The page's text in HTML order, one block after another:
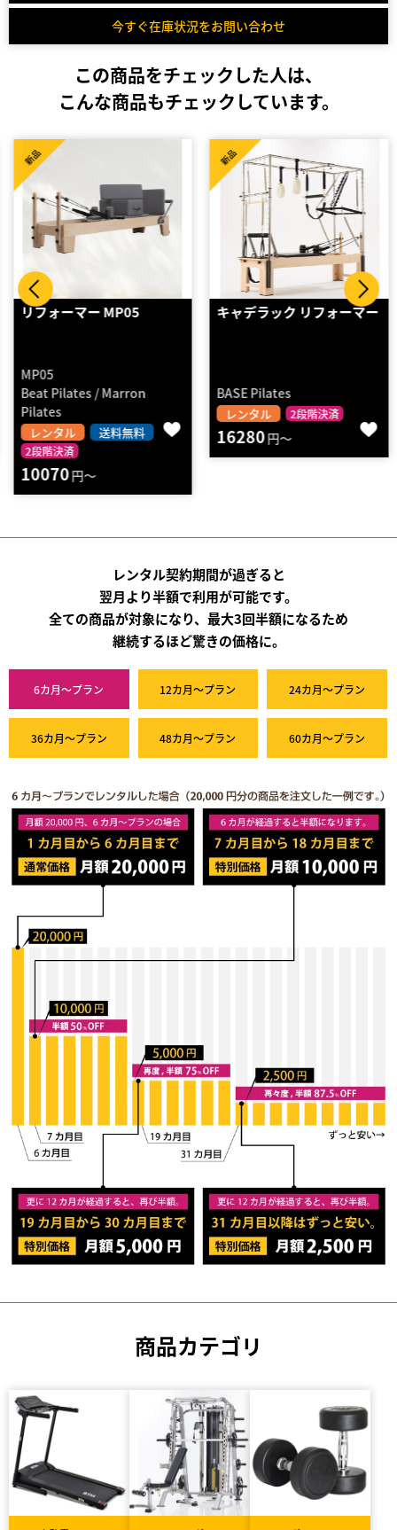
今すぐ在庫状況をお問い合わせ
この商品をチェックした人は、
こんな商品もチェックしています。
リフォーマー MP05
MP05
Beat Pilates / Marron
Pilates
レンタル 送料無料
2段階決済
新品
10070円～
キャデラック リフォーマー
BASE Pilates
レンタル 2段階決済
新品
16280円～
レンタル契約期間が過ぎると
翌月より半額で利用が可能です。
全ての商品が対象になり、最大3回半額になるため
継続するほど驚きの価格に。
6カ月～プラン 12カ月～プラン 24カ月～プラン
36カ月～プラン 48カ月～プラン 60カ月～プラン
商品カテゴリ